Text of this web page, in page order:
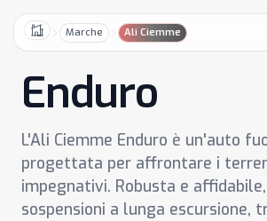
HomeMarche Ali Ciemme
Enduro
L'Ali Ciemme Enduro è un'auto
progettata per affrontare i
impegnativi. Robusta e
sospensioni a lunga escursione,